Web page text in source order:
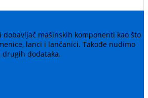
dobavljač mašinskih komponenti kao što
lanci i lančanici. Takođe nudimo
dodataka.